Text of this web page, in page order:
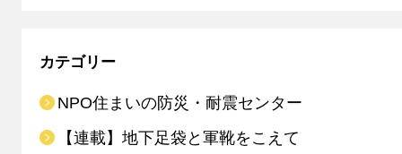
カテゴリー
NPO住まいの防災・耐震センター
【連載】地下足袋と軍靴をこえて